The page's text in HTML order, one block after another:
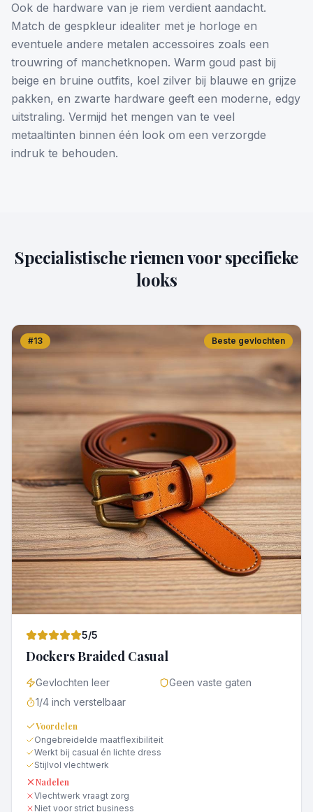
Ook de hardware van je riem verdient aandacht.
Match de gespkleur idealiter met je horloge en
eventuele andere metalen accessoires zoals een
trouwring of manchetknopen. Warm goud past bij
beige en bruine outfits, koel zilver bij blauwe en grijze
pakken, en zwarte hardware geeft een moderne, edgy
uitstraling. Vermijd het mengen van te veel
metaaltinten binnen één look om een verzorgde
indruk te behouden.
Specialistische riemen voor specifieke
looks
#13 Beste gevlochten
5/5
Dockers Braided Casual
Gevlochten leer
Geen vaste gaten
1/4 inch verstelbaar
Voordelen
Ongebreidelde maatflexibiliteit
Werkt bij casual én lichte dress
Stijlvol vlechtwerk
Nadelen
Vlechtwerk vraagt zorg
Niet voor strict business